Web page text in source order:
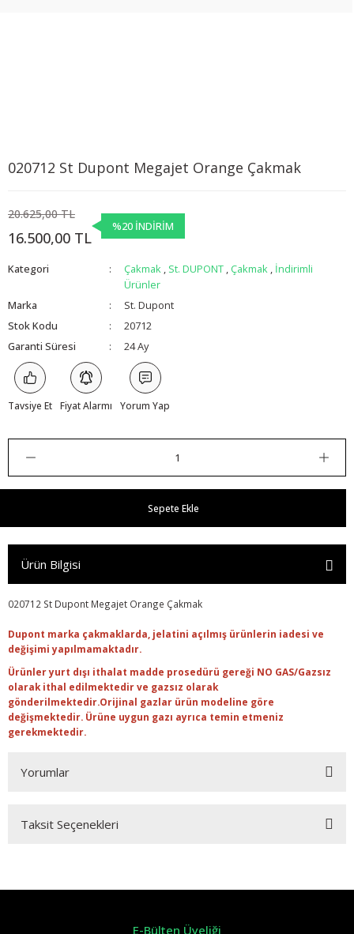
020712 St Dupont Megajet Orange Çakmak
20.625,00 TL
16.500,00 TL
%20 İNDİRİM
Kategori Çakmak , St. DUPONT , Çakmak , İndirimli
Ürünler
Marka
St. Dupont
Stok Kodu
20712
Garanti Süresi
24 Ay
Tavsiye Et Fiyat Alarmı Yorum Yap
Sepete Ekle
Ürün Bilgisi
020712 St Dupont Megajet Orange Çakmak
Dupont marka çakmaklarda, jelatini açılmış ürünlerin iadesi ve
değişimi yapılmamaktadır.
Ürünler yurt dışı ithalat madde prosedürü gereği NO GAS/Gazsız
olarak ithal edilmektedir ve gazsız olarak
gönderilmektedir.Orijinal gazlar ürün modeline göre
değişmektedir. Ürüne uygun gazı ayrıca temin etmeniz
gerekmektedir.
Yorumlar
Taksit Seçenekleri
E-Bülten Üyeliği